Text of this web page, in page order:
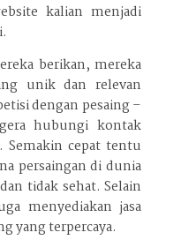
kalian menjadi
berikan, mereka
unik dan relevan
dengan pesaing –
hubungi kontak
Semakin cepat tentu
persaingan di dunia
tidak sehat. Selain
menyediakan jasa
yang terpercaya.